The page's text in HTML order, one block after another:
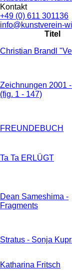
Kontakt
+49 (0) 611 301136
info@kunstverein-
Titel
Christian Brandl
Zeichnungen 2001
(fig. 1 - 147)
FREUNDEBUCH
Ta Ta ERLÜGT
Dean Sameshima -
Fragments
Stratus - Sonja
Katharina Fritsch